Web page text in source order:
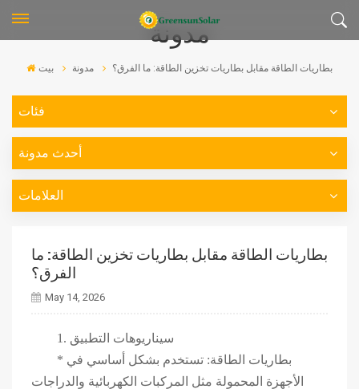
مدونة
بيت مدونة بطاريات الطاقة مقابل بطاريات تخزين الطاقة: ما الفرق؟
فئات
أحدث مدونة
العلامات
بطاريات الطاقة مقابل بطاريات تخزين الطاقة: ما
الفرق؟
May 14, 2026
1. سيناريوهات التطبيق
* بطاريات الطاقة: تستخدم بشكل أساسي في
الأجهزة المحمولة مثل المركبات الكهربائية والدراجات